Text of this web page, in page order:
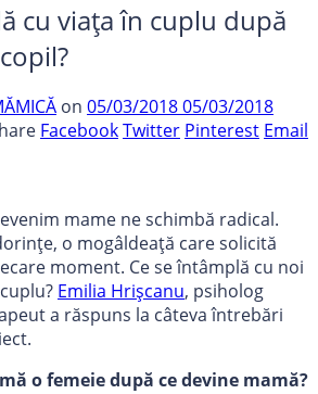
cu viața în cuplu după
on 05/03/201805/03/2018
FacebookTwitter Pinterest Email
mame ne schimbă radical.
o mogâldeață care solicită
moment. Ce se întâmplă cu noi
Emilia Hrișcanu, psiholog
a răspuns la câteva întrebări
o femeie după ce devine mamă?